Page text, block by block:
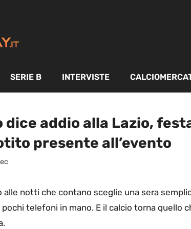
SERIE B INTERVISTE
dice addio alla Lazio,
presente all’evento
alle notti che contano sceglie una sera
telefoni in mano. E il calcio torna quello